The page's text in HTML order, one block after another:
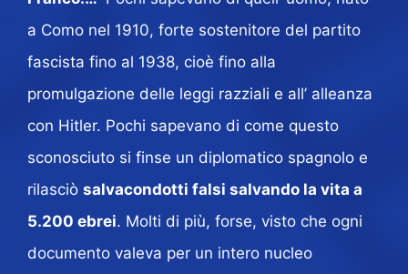
a Como nel 1910, forte sostenitore del partito
fascista fino al 1938, cioè fino alla
promulgazione delle leggi razziali e all’ alleanza
con Hitler. Pochi sapevano di come questo
sconosciuto si finse un diplomatico spagnolo e
rilasciò salvacondotti falsi salvando la vita a
5.200 ebrei. Molti di più, forse, visto che ogni
documento valeva per un intero nucleo